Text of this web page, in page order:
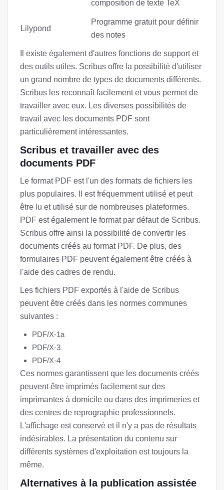
composition de texte TeX
Lilypond
Programme gratuit pour définir
des notes
Il existe également d'autres fonctions de support et
des outils utiles. Scribus offre la possibilité d'utiliser
un grand nombre de types de documents différents.
Scribus les reconnaît facilement et vous permet de
travailler avec eux. Les diverses possibilités de
travail avec les documents PDF sont
particulièrement intéressantes.
Scribus et travailler avec des
documents PDF
Le format PDF est l'un des formats de fichiers les
plus populaires. Il est fréquemment utilisé et peut
être lu et utilisé sur de nombreuses plateformes.
PDF est également le format par défaut de Scribus.
Scribus offre ainsi la possibilité de convertir les
documents créés au format PDF. De plus, des
formulaires PDF peuvent également être créés à
l'aide des cadres de rendu.
Les fichiers PDF exportés à l'aide de Scribus
peuvent être créés dans les normes communes
suivantes :
PDF/X-1a
PDF/X-3
PDF/X-4
Ces normes garantissent que les documents créés
peuvent être imprimés facilement sur des
imprimantes à domicile ou dans des imprimeries et
des centres de reprographie professionnels.
L'affichage est conservé et il n'y a pas de résultats
indésirables. La présentation du contenu sur
différents systèmes d'exploitation est toujours la
même.
Alternatives à la publication assistée